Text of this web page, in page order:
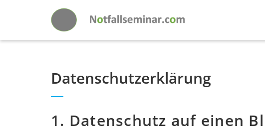
Datenschutzerklärung
1. Datenschutz auf einen